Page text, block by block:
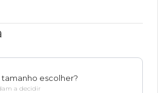
escolher?
a decidir